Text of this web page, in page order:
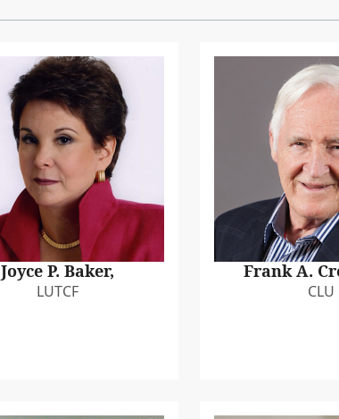
Joyce P. Baker,
LUTCF
Frank A.
CLU